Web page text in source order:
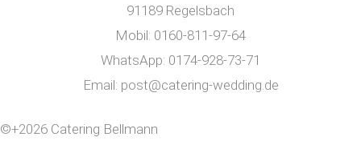
91189 Regelsbach
Mobil: 0160-811-97-64
WhatsApp: 0174-928-73-71
Email: post@catering-wedding.de
©+2026 Catering Bellmann